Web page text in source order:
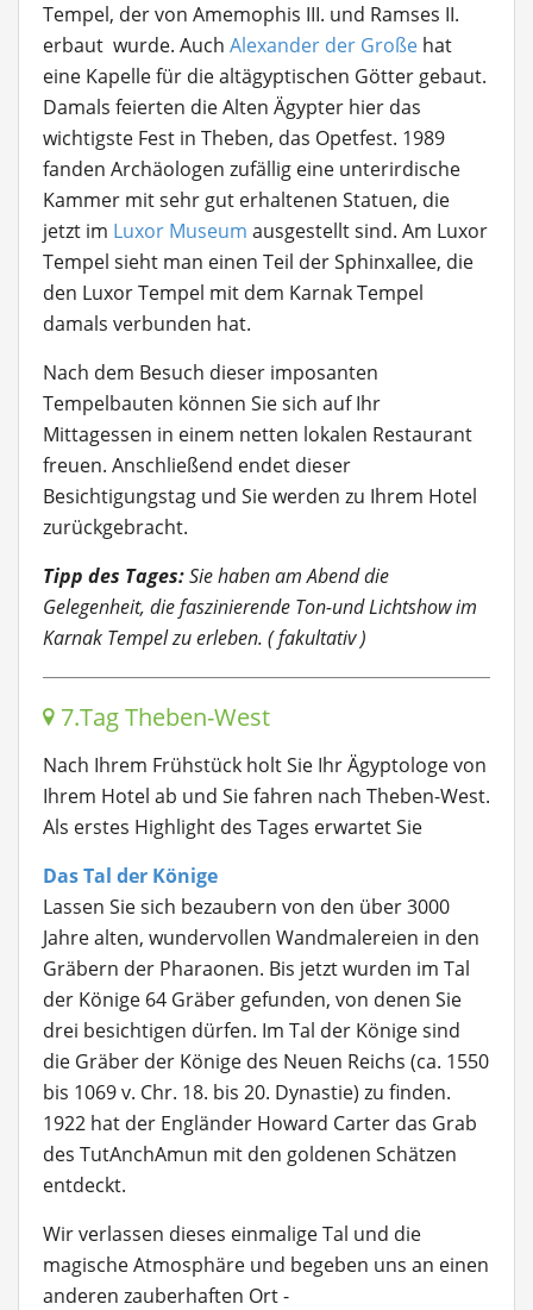
Tempel, der von Amemophis III. und Ramses II.
erbaut wurde. Auch Alexander der Große hat
eine Kapelle für die altägyptischen Götter gebaut.
Damals feierten die Alten Ägypter hier das
wichtigste Fest in Theben, das Opetfest. 1989
fanden Archäologen zufällig eine unterirdische
Kammer mit sehr gut erhaltenen Statuen, die
jetzt im Luxor Museum ausgestellt sind. Am Luxor
Tempel sieht man einen Teil der Sphinxallee, die
den Luxor Tempel mit dem Karnak Tempel
damals verbunden hat.
Nach dem Besuch dieser imposanten
Tempelbauten können Sie sich auf Ihr
Mittagessen in einem netten lokalen Restaurant
freuen. Anschließend endet dieser
Besichtigungstag und Sie werden zu Ihrem Hotel
zurückgebracht.
Tipp des Tages:Sie haben am Abend die
Gelegenheit, die faszinierende Ton-und Lichtshow im
Karnak Tempel zu erleben. ( fakultativ )
7.Tag Theben-West
Nach Ihrem Frühstück holt Sie Ihr Ägyptologe von
Ihrem Hotel ab und Sie fahren nach Theben-West.
Als erstes Highlight des Tages erwartet Sie
Das Tal der Könige
Lassen Sie sich bezaubern von den über 3000
Jahre alten, wundervollen Wandmalereien in den
Gräbern der Pharaonen. Bis jetzt wurden im Tal
der Könige 64 Gräber gefunden, von denen Sie
drei besichtigen dürfen. Im Tal der Könige sind
die Gräber der Könige des Neuen Reichs (ca. 1550
bis 1069 v. Chr. 18. bis 20. Dynastie) zu finden.
1922 hat der Engländer Howard Carter das Grab
des TutAnchAmun mit den goldenen Schätzen
entdeckt.
Wir verlassen dieses einmalige Tal und die
magische Atmosphäre und begeben uns an einen
anderen zauberhaften Ort -